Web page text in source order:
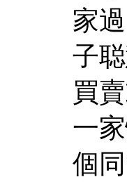
家
子
買
一
個